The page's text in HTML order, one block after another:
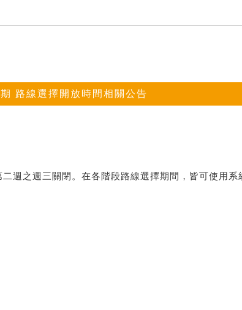
路線選擇開放時間相關公告
週之週三關閉。在各階段路線選擇期間，皆可使用系